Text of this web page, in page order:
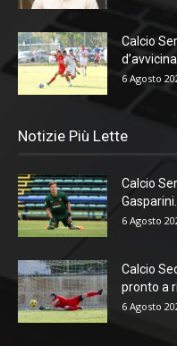
Calcio
6 Agosto
Notizie Più Lette
Calcio
Gasparini.
6 Agosto
Calcio
pronto a
6 Agosto